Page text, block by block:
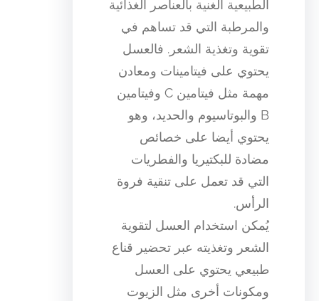
الطبيعية الغنية بالعناصر الغذائية
والمرطبة التي قد تساهم في
تقوية وتغذية الشعر. فالعسل
يحتوي على فيتامينات ومعادن
مهمة مثل فيتامين C وفيتامين
B والبوتاسيوم والحديد، وهو
يحتوي أيضا على خصائص
مضادة للبكتيريا والفطريات
التي قد تعمل على تنقية فروة
الرأس.
يُمكن استخدام العسل لتقوية
الشعر وتغذيته عبر تحضير قناع
طبيعي يحتوي على العسل
ومكونات أخرى مثل الزيوت